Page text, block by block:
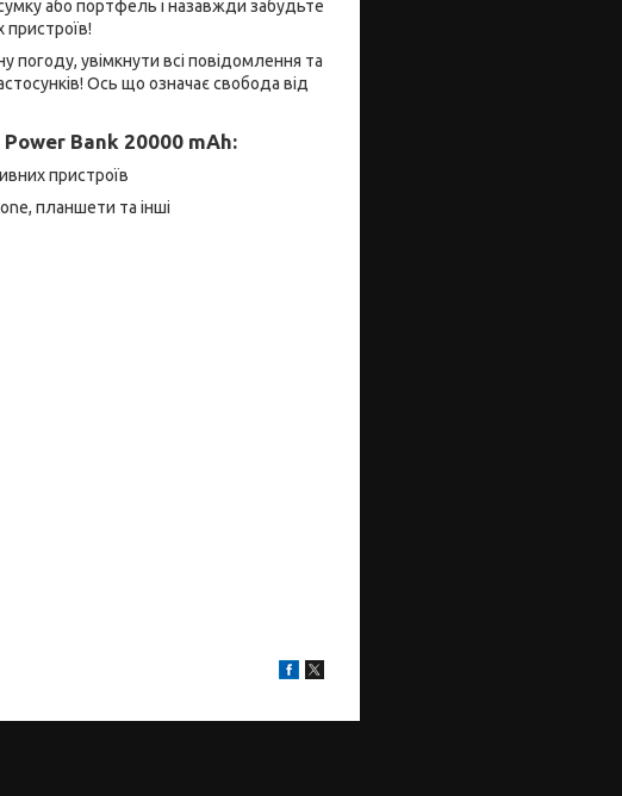
або портфель і назавжди забудьте
увімкнути всі повідомлення та
Ось що означає свобода від
Bank 20000 mAh:
пристроїв
планшети та інші